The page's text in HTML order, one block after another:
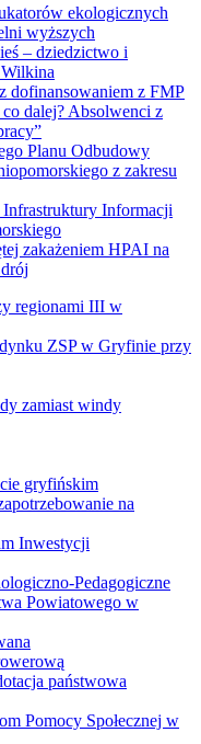
ekologicznych
wyższych
– dziedzictwo i
Wilkina
dofinansowaniem z FMP
dalej? Absolwenci z
Planu Odbudowy
z zakresu
Informacji
zakażeniem HPAI na